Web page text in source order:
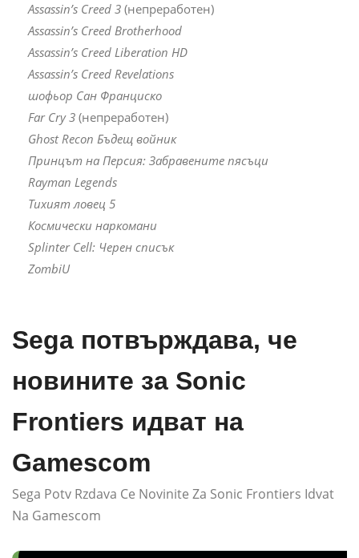
Assassin’s Creed 3 (непреработен)
Assassin’s Creed Brotherhood
Assassin’s Creed Liberation HD
Assassin’s Creed Revelations
шофьор Сан Франциско
Far Cry 3 (непреработен)
Ghost Recon Бъдещ войник
Принцът на Персия: Забравените пясъци
Rayman Legends
Тихият ловец 5
Космически наркомани
Splinter Cell: Черен списък
ZombiU
Sega потвърждава, че
новините за Sonic
Frontiers идват на
Gamescom
Sega Potv Rzdava Ce Novinite Za Sonic Frontiers Idvat
Na Gamescom